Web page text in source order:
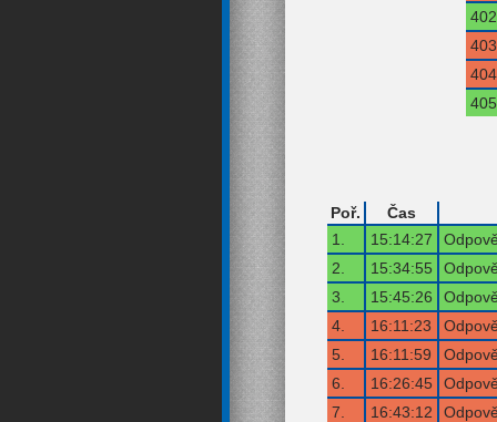
402
403
404
405
Poř.
Čas
1.
15:14:27
2.
15:34:55
3.
15:45:26
4.
16:11:23
5.
16:11:59
6.
16:26:45
7.
16:43:12